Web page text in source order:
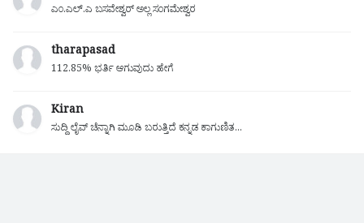
ಎಂ.ಎಲ್.ಎ ಬಸವೇಶ್ವರ್ ಅಲ್ಲ ಸಂಗಮೇಶ್ವರ
tharapasad
112.85% ಭರ್ತಿ ಆಗುವುದು ಹೇಗೆ
Kiran
ಸುದ್ದಿ ಲೈವ್ ಚೆನ್ನಾಗಿ ಮೂಡಿ ಬರುತ್ತಿದೆ ಕನ್ನಡ ಕಾಗುಣಿತ...